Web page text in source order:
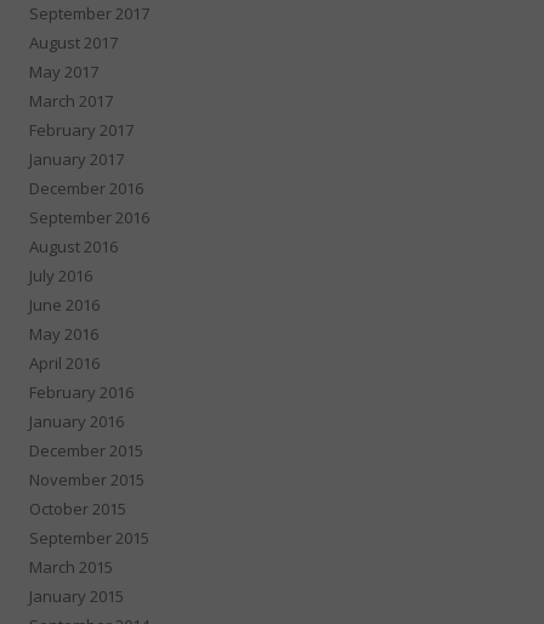
September 2017
August 2017
May 2017
March 2017
February 2017
January 2017
December 2016
September 2016
August 2016
July 2016
June 2016
May 2016
April 2016
February 2016
January 2016
December 2015
November 2015
October 2015
September 2015
March 2015
January 2015